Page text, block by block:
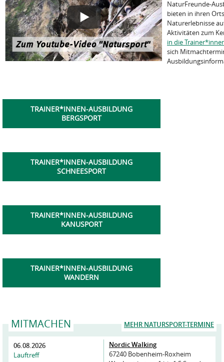
NaturFreunde-
bieten in ihren
Naturerlebnisse
Aktivitäten zum
in die
sich
TRAINER*INNEN-AUSBILDUNG
BERGSPORT
TRAINER*INNEN-AUSBILDUNG
SCHNEESPORT
TRAINER*INNEN-AUSBILDUNG
KANUSPORT
TRAINER*INNEN-AUSBILDUNG
WANDERN
MEHR NATURSPORT-TERMINE
MITMACHEN
06.08.2026
Lauftreff
Nordic Walking
67240 Bobenheim-Roxheim